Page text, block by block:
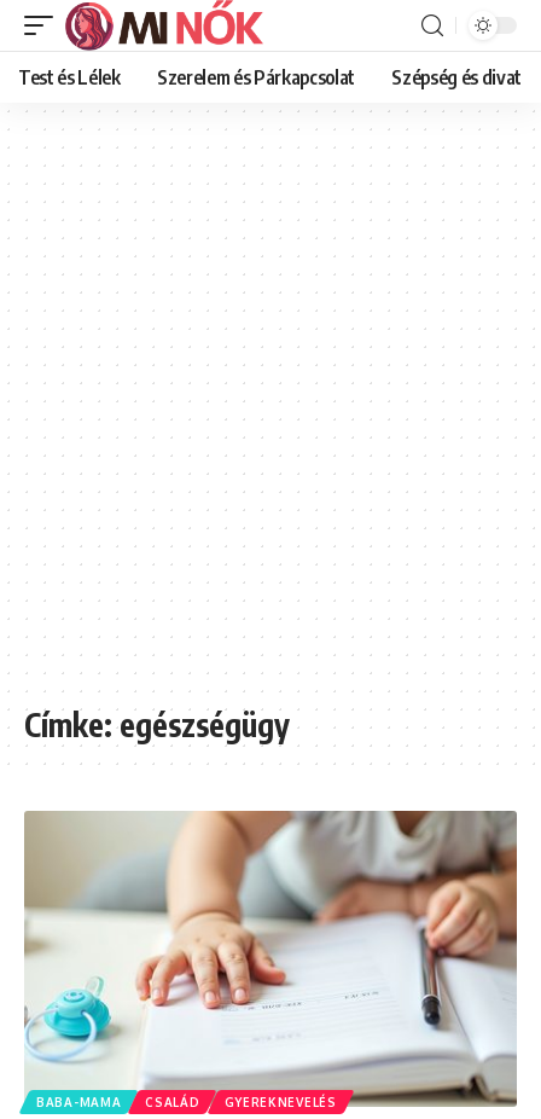
Test és Lélek Szerelem és Párkapcsolat Szépség és divat
Címke:egészségügy
BABA-MAMA CSALÁD GYEREKNEVELÉS